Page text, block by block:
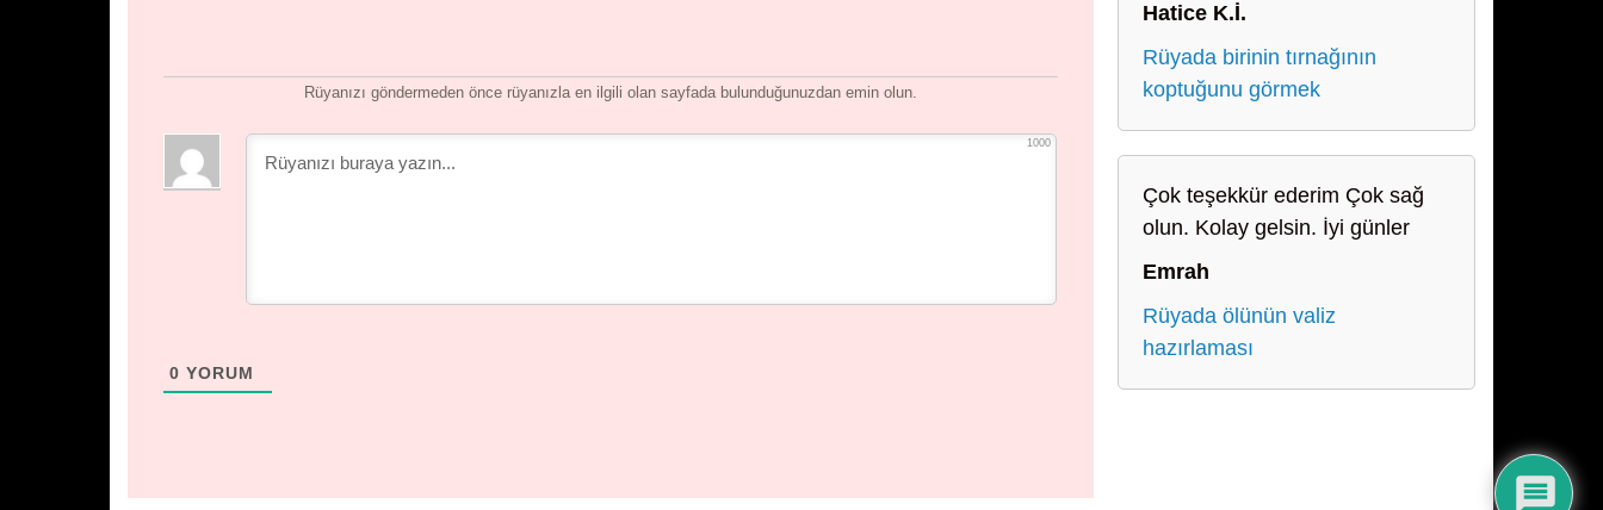
Rüyanızı göndermeden önce rüyanızla en ilgili olan sayfada bulunduğunuzdan emin olun.
1000
0 YORUM
Hatice K.İ.
Rüyada birinin tırnağının
koptuğunu görmek
Çok teşekkür ederim Çok sağ
olun. Kolay gelsin. İyi günler
Emrah
Rüyada ölünün valiz
hazırlaması